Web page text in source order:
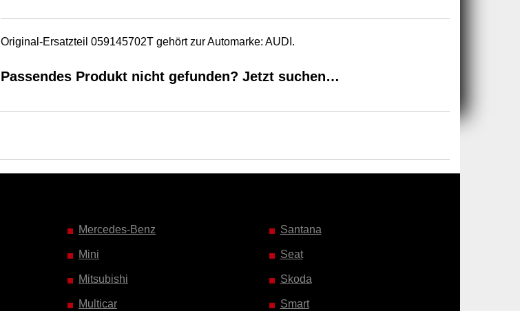
Original-Ersatzteil 059145702T gehört zur Automarke: AUDI.
Passendes Produkt nicht gefunden? Jetzt suchen…
Mercedes-Benz
Mini
Mitsubishi
Multicar
Santana
Seat
Skoda
Smart